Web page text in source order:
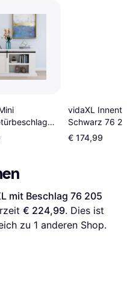
vidaXL
Schwarz 76
Hartglas
Schiebetür
€ 174,99
mit Beschlag 76 205
€ 224,99. Dies ist
zu 1 anderen Shop.